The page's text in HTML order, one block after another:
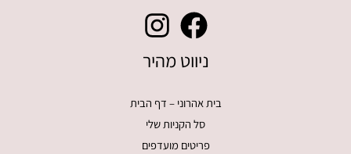
ניווט מהיר
בית אהרוני – דף הבית
סל הקניות שלי
פריטים מועדפים